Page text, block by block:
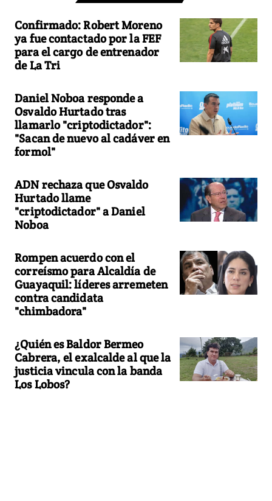
Confirmado: Robert Moreno
ya fue contactado por la FEF
para el cargo de entrenador
de La Tri
Daniel Noboa responde a
Osvaldo Hurtado tras
llamarlo "criptodictador":
"Sacan de nuevo al cadáver en
formol"
ADN rechaza que Osvaldo
Hurtado llame
"criptodictador" a Daniel
Noboa
Rompen acuerdo con el
correísmo para Alcaldía de
Guayaquil: líderes arremeten
contra candidata
"chimbadora"
¿Quién es Baldor Bermeo
Cabrera, el exalcalde al que la
justicia vincula con la banda
Los Lobos?